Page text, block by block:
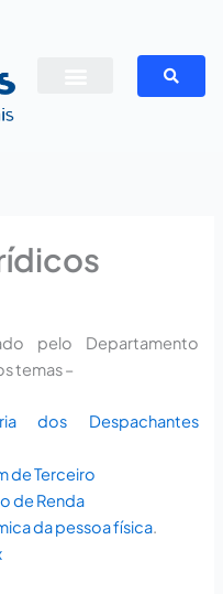
pelo Departamento
temas –
dos Despachantes
de Terceiro
de Renda
da pessoa física.